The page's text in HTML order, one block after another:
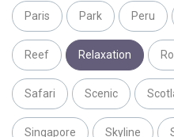
Paris Park Peru
Reef Relaxation
Safari Scenic
Singapore Skyline